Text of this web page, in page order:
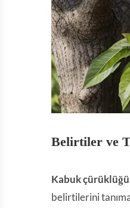
Belirtiler ve
Kabuk çürüklüğü
belirtilerini